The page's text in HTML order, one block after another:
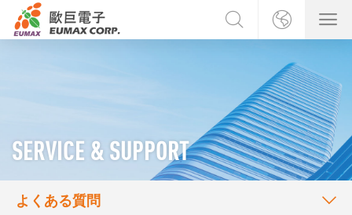
SERVICE & SUPPORT
よくある質問